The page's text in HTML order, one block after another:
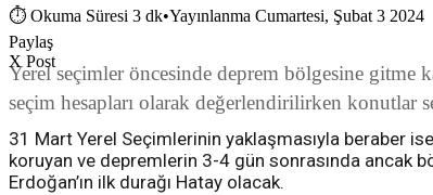
⏱ Okuma Süresi 3 dk•Yayınlanma Cumartesi, Şubat 3 2024
Paylaş
X Post
Yerel seçimler öncesinde deprem bölgesine gitme
seçim hesapları olarak değerlendirilirken konutlar
31 Mart Yerel Seçimlerinin yaklaşmasıyla beraber
koruyan ve depremlerin 3-4 gün sonrasında ancak
Erdoğan’ın ilk durağı Hatay olacak.